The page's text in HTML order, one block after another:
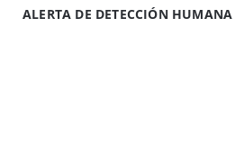
ALERTA DE DETECCIÓN